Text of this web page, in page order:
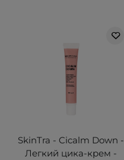
SkinTra - Cicalm Down -
Легкий цика-крем -